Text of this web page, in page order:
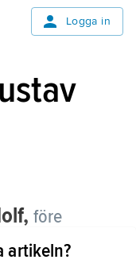
Logga in
före
stift,
artikeln?